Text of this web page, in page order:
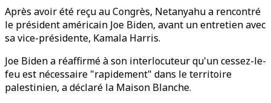
Après avoir été reçu au Congrès, Netanyahu a rencontré
le président américain Joe Biden, avant un entretien avec
sa vice-présidente, Kamala Harris.
Joe Biden a réaffirmé à son interlocuteur qu'un cessez-le-
feu est nécessaire "rapidement" dans le territoire
palestinien, a déclaré la Maison Blanche.